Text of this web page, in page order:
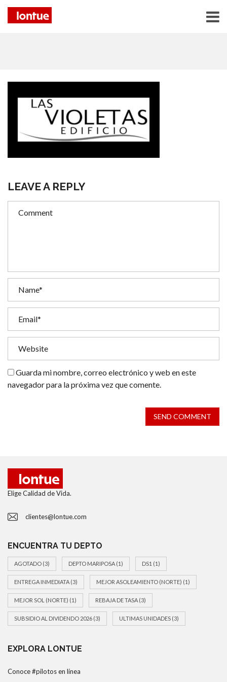
LEAVE A REPLY
Guarda mi nombre, correo electrónico y web en este
navegador para la próxima vez que comente.
SEND COMMENT
Elige Calidad de Vida.
clientes@lontue.com
ENCUENTRA TU DEPTO
AGOTADO (3) DEPTO MARIPOSA (1) DS1 (1)
ENTREGA INMEDIATA (3) MEJOR ASOLEAMIENTO (NORTE) (1)
MEJOR SOL (NORTE) (1) REBAJA DE TASA (3)
SUBSIDIO AL DIVIDENDO 2026 (3) ULTIMAS UNIDADES (3)
EXPLORA LONTUE
Conoce #pilotos en línea